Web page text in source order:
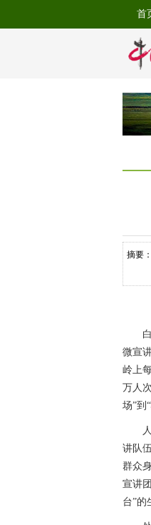
首
摘要：
微宣
岭上
万人
场”到
讲队
群众
宣讲
台”的